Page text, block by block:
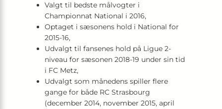
Valgt til bedste målvogter i
Championnat National i 2016,
Optaget i sæsonens hold i National for
2015-16,
Udvalgt til fansenes hold på Ligue 2-
niveau for sæsonen 2018-19 under sin tid
i FC Metz,
Udvalgt som månedens spiller flere
gange for både RC Strasbourg
(december 2014, november 2015, april